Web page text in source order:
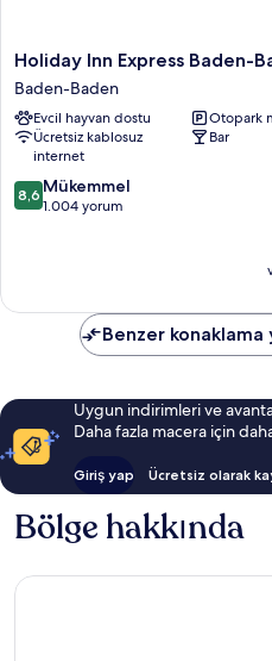
Holiday
Inn
Express
Baden-
Baden
IHG
Baden-
Holiday Inn Express Baden-
Baden-Baden
Evcil hayvan dostu
Otopark
Ücretsiz kablosuz
internet
Bar
10
üzerinden
8,6 Mükemmel
1.004 yorum
Benzer konaklama
Uygun indirimleri ve
Daha fazla macera için
Giriş yap Ücretsiz olarak
Bölge hakkında